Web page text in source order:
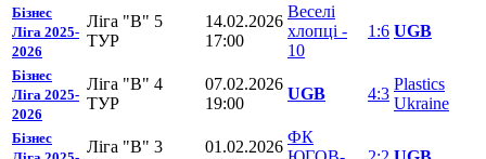
Бізнес
Ліга 2025-
2026
Ліга "В" 5
ТУР
14.02.2026
17:00
Веселі
хлопці -
10
1:6 UGB
Бізнес
Ліга 2025-
2026
Ліга "В" 4
ТУР
07.02.2026
19:00
UGB 4:3
Plastics
Ukraine
Бізнес
Ліга "В" 3
01.02.2026
ФК